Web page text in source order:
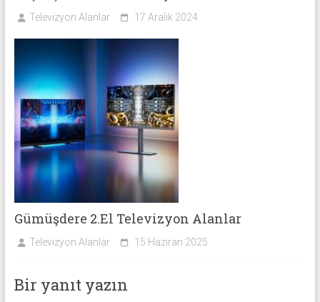
Televizyon Alanlar 17 Aralık 2024
Gümüşdere 2.El Televizyon Alanlar
Televizyon Alanlar 15 Haziran 2025
Bir yanıt yazın